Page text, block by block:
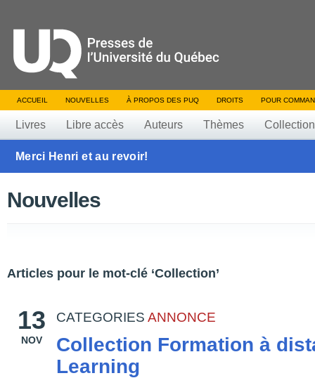
ACCUEIL NOUVELLES À PROPOS DES PUQ DROITS POUR
Livres Libre accès Auteurs Thèmes
Merci Henri et au revoir!
Nouvelles
Articles pour le mot-clé ‘Collection’
13
NOV
CATEGORIES ANNONCE
Collection Formation à
Learning